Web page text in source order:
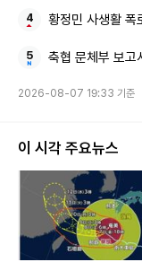
황정민 사생활 폭
축협 문체부 보고
2026-08-07 19:33 기준
이 시각 주요뉴스